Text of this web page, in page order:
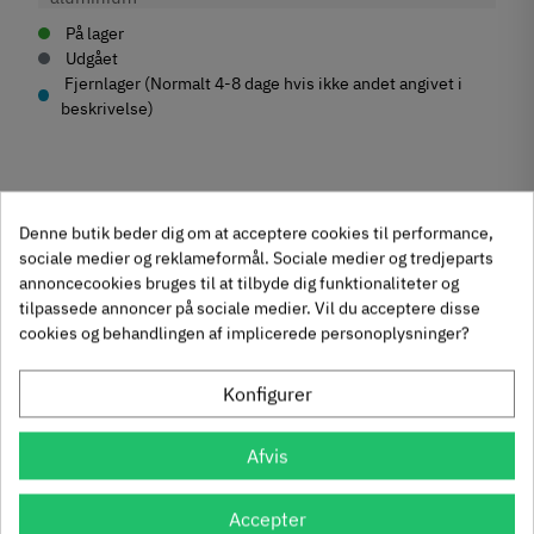
På lager
Udgået
Fjernlager (Normalt 4-8 dage hvis ikke andet angivet i
beskrivelse)
Produktegenskaber
MærkerHaefele
Reference
155.02.377
På lager 0 Varer
Produktinformation
Materiale
Aluminium
Eloxeret
Anmeldelser
Anmeldelser (0)
-50% -60%
Denne butik beder dig om at acceptere cookies til performance,
sociale medier og reklameformål. Sociale medier og tredjeparts
annoncecookies bruges til at tilbyde dig funktionaliteter og
tilpassede annoncer på sociale medier. Vil du acceptere disse
cookies og behandlingen af implicerede personoplysninger?
Konfigurer
Afvis
Accepter